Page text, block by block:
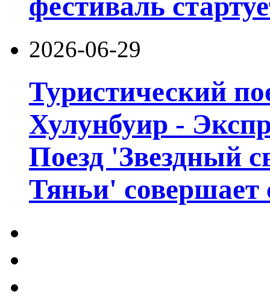
фестиваль
2026-06-29
Туристический
Хулунбуир -
Поезд 'Звездный
Тяньи' совершает